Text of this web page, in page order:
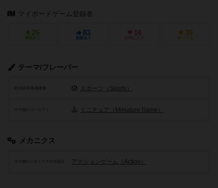
マイボードゲーム登録者
25
興味あり
83
経験あり
16
お気に入り
39
持ってる
テーマ/フレーバー
政治経済/各種産業 スポーツ（Sports）
その他のコンセプト ミニチュア（Miniature Game）
メカニクス
その他のメカニクスや仕組み アクションゲーム（Action）